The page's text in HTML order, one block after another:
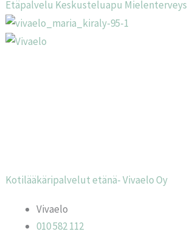
Etäpalvelu Keskusteluapu Mielenterveys
Kotilääkäripalvelut etänä- Vivaelo Oy
Vivaelo
010 582 112